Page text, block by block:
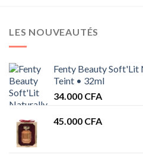
LES NOUVEAUTÉS
Fenty Beauty Soft'Lit
Teint • 32ml
34.000 CFA
45.000 CFA